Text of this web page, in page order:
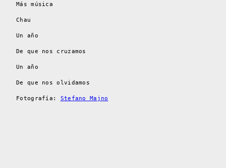
Más música
Chau
Un año
De que nos cruzamos
Un año
De que nos olvidamos
Fotografía: Stefano Majno